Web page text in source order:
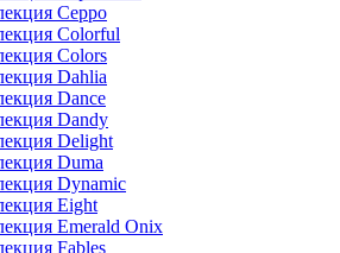
Ceppo
Colorful
Colors
Dahlia
Dance
Dandy
Delight
Duma
Dynamic
Eight
Emerald Onix
Fables